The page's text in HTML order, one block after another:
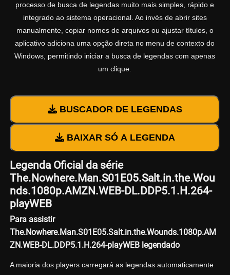
processo de busca de legendas muito mais simples, rápido e
integrado ao sistema operacional. Ao invés de abrir sites
manualmente, copiar nomes de arquivos ou ajustar títulos, o
aplicativo adiciona uma opção direta no menu de contexto do
Windows, permitindo iniciar a busca de legendas com apenas
um clique.
BUSCADOR DE LEGENDAS
BAIXAR SÓ A LEGENDA
Legenda Oficial da série
The.Nowhere.Man.S01E05.Salt.in.the.Wou
nds.1080p.AMZN.WEB-DL.DDP5.1.H.264-
playWEB
Para assistir
The.Nowhere.Man.S01E05.Salt.in.the.Wounds.1080p.AM
ZN.WEB-DL.DDP5.1.H.264-playWEB legendado
A maioria dos players carregará as legendas automaticamente